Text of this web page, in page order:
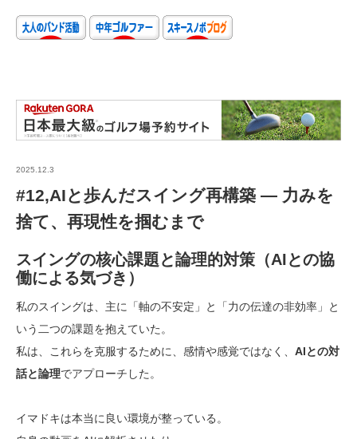
2025.12.3
#12,AIと歩んだスイング再構築 — 力みを
捨て、再現性を掴むまで
スイングの核心課題と論理的対策（AIとの協
働による気づき）
私のスイングは、主に「軸の不安定」と「力の伝達の非効率」と
いう二つの課題を抱えていた。
私は、これらを克服するために、感情や感覚ではなく、 AIとの対
話と論理でアプローチした。
イマドキは本当に良い環境が整っている。